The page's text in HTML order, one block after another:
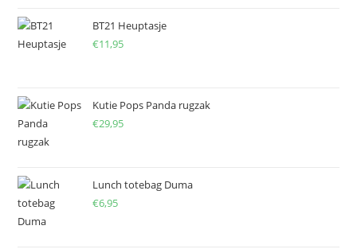
BT21 Heuptasje
€11,95
Kutie Pops Panda rugzak
€29,95
Lunch totebag Duma
€6,95